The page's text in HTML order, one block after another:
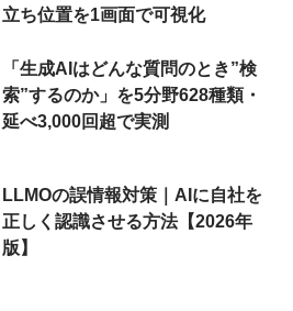
立ち位置を1画面で可視化
「生成AIはどんな質問のとき”検
索”するのか」を5分野628種類・
延べ3,000回超で実測
LLMOの誤情報対策｜AIに自社を
正しく認識させる方法【2026年
版】